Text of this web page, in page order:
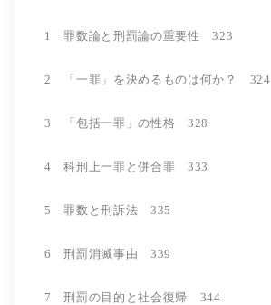
1 罪数論と刑罰論の重要性 323
2 「一罪」を決めるものは何か？ 324
3 「包括一罪」の性格 328
4 科刑上一罪と併合罪 333
5 罪数と刑訴法 335
6 刑罰消滅事由 339
7 刑罰の目的と社会復帰 344